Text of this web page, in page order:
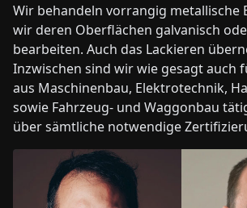
Wir behandeln vorrangig metallische
wir deren Oberflächen galvanisch
bearbeiten. Auch das Lackieren
Inzwischen sind wir wie gesagt auch
aus Maschinenbau, Elektrotechnik,
sowie Fahrzeug- und Waggonbau
über sämtliche notwendige